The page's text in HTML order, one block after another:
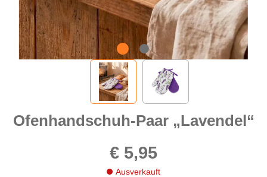
Ofenhandschuh-Paar „Lavendel“
€ 5,95
Ausverkauft